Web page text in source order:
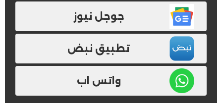
جوجل نيوز
تطبيق نبض
واتس اب